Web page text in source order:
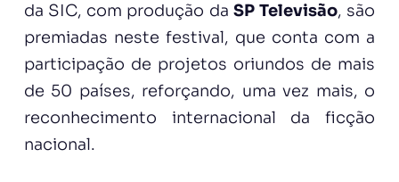
da SIC, com produção da SP Televisão, são
premiadas neste festival, que conta com a
participação de projetos oriundos de mais
de 50 países, reforçando, uma vez mais, o
reconhecimento internacional da ficção
nacional.